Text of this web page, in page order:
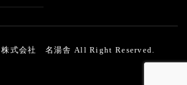
式会社 名湯舎 All Right Reserved.